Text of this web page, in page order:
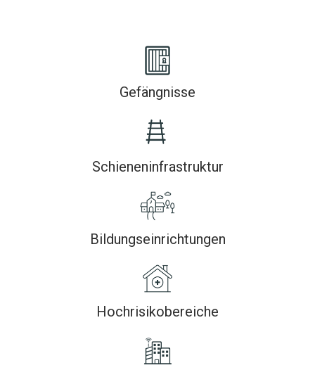
Gefängnisse
Schieneninfrastruktur
Bildungseinrichtungen
Hochrisikobereiche